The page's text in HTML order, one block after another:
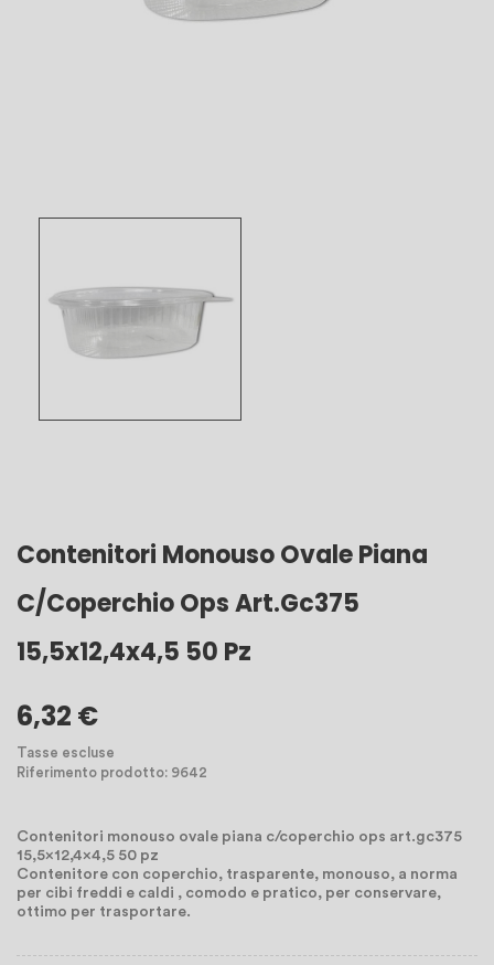
Contenitori Monouso Ovale Piana
C/coperchio Ops Art.gc375
15,5x12,4x4,5 50 Pz
6,32 €
Tasse escluse
Riferimento prodotto: 9642
Contenitori monouso ovale piana c/coperchio ops art.gc375
15,5x12,4x4,5 50 pz
Contenitore con coperchio, trasparente, monouso, a norma
per cibi freddi e caldi , comodo e pratico, per conservare,
ottimo per trasportare.